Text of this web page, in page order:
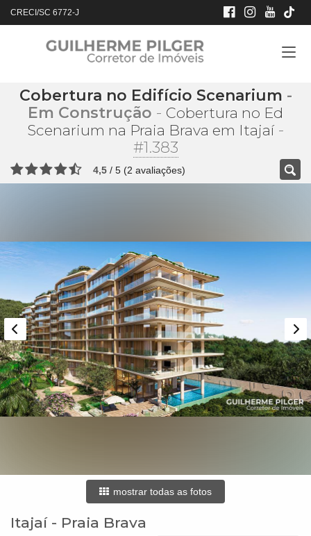
CRECI/SC 6772-J
Cobertura no Edifício Scenarium -
Em Construção - Cobertura no Ed
Scenarium na Praia Brava em Itajaí-
#1.383
4,5 / 5 (2 avaliações)
mostrar todas as fotos
Itajaí- Praia Brava